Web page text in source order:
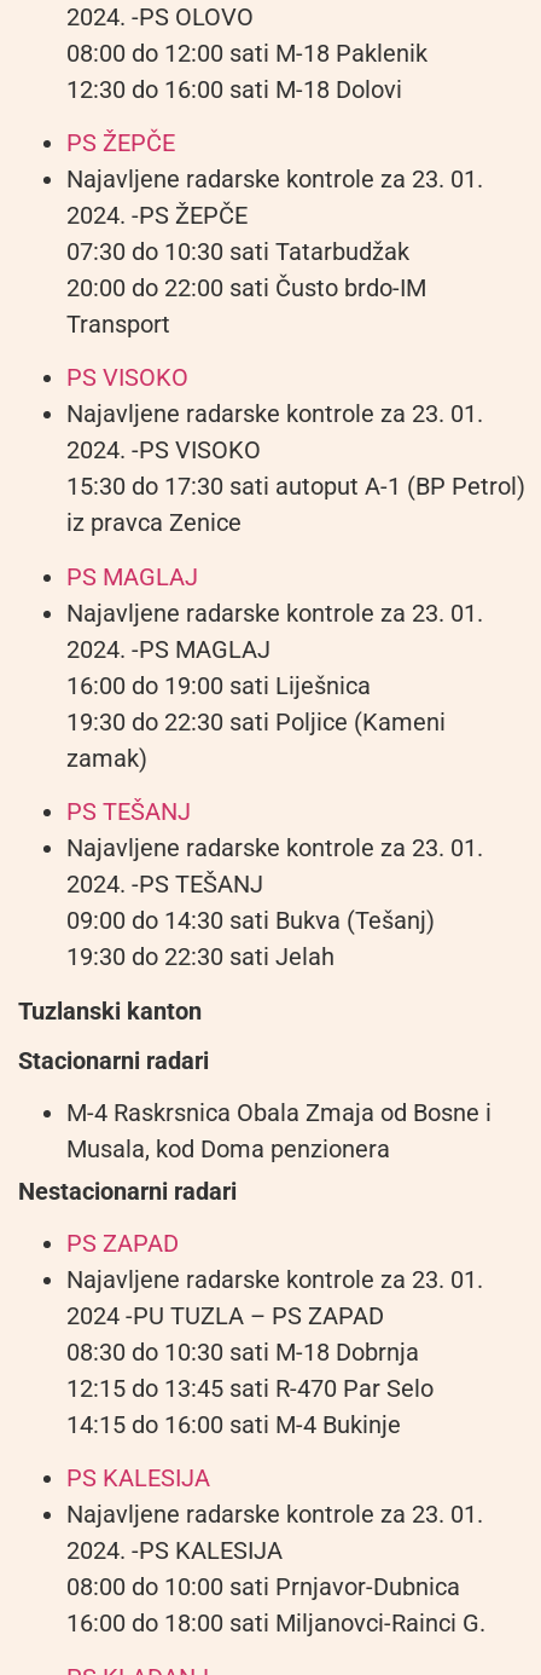
2024. -PS OLOVO
08:00 do 12:00 sati M-18 Paklenik
12:30 do 16:00 sati M-18 Dolovi
PS ŽEPČE
Najavljene radarske kontrole za 23. 01.
2024. -PS ŽEPČE
07:30 do 10:30 sati Tatarbudžak
20:00 do 22:00 sati Čusto brdo-IM
Transport
PS VISOKO
Najavljene radarske kontrole za 23. 01.
2024. -PS VISOKO
15:30 do 17:30 sati autoput A-1 (BP Petrol)
iz pravca Zenice
PS MAGLAJ
Najavljene radarske kontrole za 23. 01.
2024. -PS MAGLAJ
16:00 do 19:00 sati Liješnica
19:30 do 22:30 sati Poljice (Kameni
zamak)
PS TEŠANJ
Najavljene radarske kontrole za 23. 01.
2024. -PS TEŠANJ
09:00 do 14:30 sati Bukva (Tešanj)
19:30 do 22:30 sati Jelah
Tuzlanski kanton
Stacionarni radari
M-4 Raskrsnica Obala Zmaja od Bosne i
Musala, kod Doma penzionera
Nestacionarni radari
PS ZAPAD
Najavljene radarske kontrole za 23. 01.
2024 -PU TUZLA – PS ZAPAD
08:30 do 10:30 sati M-18 Dobrnja
12:15 do 13:45 sati R-470 Par Selo
14:15 do 16:00 sati M-4 Bukinje
PS KALESIJA
Najavljene radarske kontrole za 23. 01.
2024. -PS KALESIJA
08:00 do 10:00 sati Prnjavor-Dubnica
16:00 do 18:00 sati Miljanovci-Rainci G.